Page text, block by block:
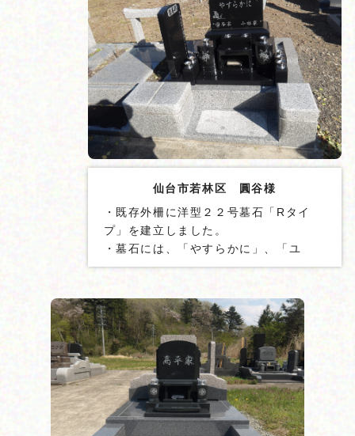
仙台市若林区 圓谷様
・既存外柵に洋型２２号墓石「Rタイ
プ」を建立しました。
・墓石には、「やすらかに」、「ユ
リ」の図柄を彫刻しました。
設置しました。
・地震ゲル「泰震Ⓡ」を使用しまし
た。